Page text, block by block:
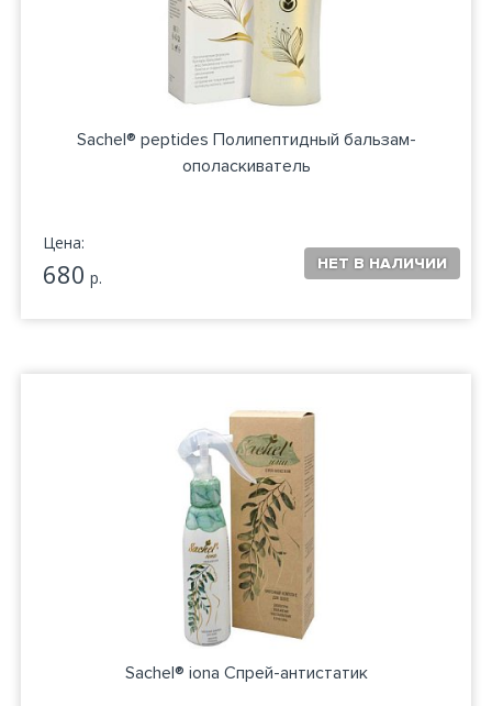
Sachel® peptides Полипептидный бальзам-
ополаскиватель
Цена:
680 р.
Sachel® iona Спрей-антистатик